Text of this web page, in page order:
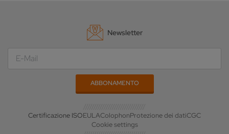
Newsletter
Certificazione ISOEULAColophonProtezione dei datiCGC
Cookie settings